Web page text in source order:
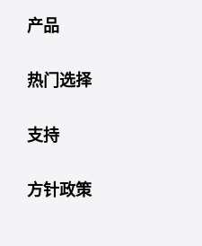
产品
热门选择
支持
方针政策